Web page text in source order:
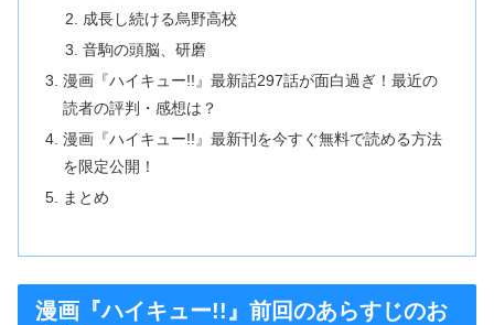
成長し続ける烏野高校
音駒の頭脳、研磨
漫画『ハイキュー!!』最新話297話が面白過ぎ！最近の
読者の評判・感想は？
漫画『ハイキュー!!』最新刊を今すぐ無料で読める方法
を限定公開！
まとめ
漫画『ハイキュー!!』前回のあらすじのお